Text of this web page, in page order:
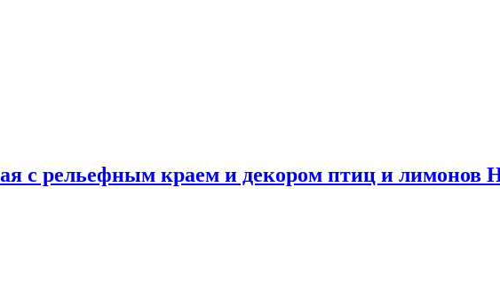
с рельефным краем и декором птиц и лимонов